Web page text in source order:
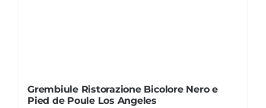
Grembiule Ristorazione Bicolore Nero e
Pied de Poule Los Angeles